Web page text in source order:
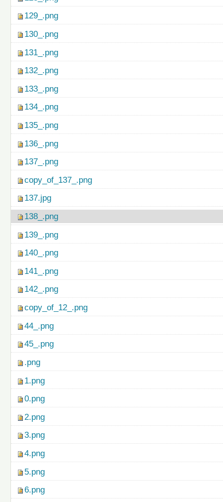
129_.png
130_.png
131_.png
132_.png
133_.png
134_.png
135_.png
136_.png
137_.png
copy_of_137_.png
137.jpg
138_.png
139_.png
140_.png
141_.png
142_.png
copy_of_12_.png
44_.png
45_.png
.png
1.png
0.png
2.png
3.png
4.png
5.png
6.png